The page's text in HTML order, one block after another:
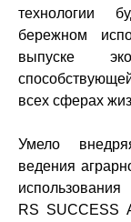
технологии
бережном
выпуске
всех сферах
Умело
ведения
RS SUCCESS